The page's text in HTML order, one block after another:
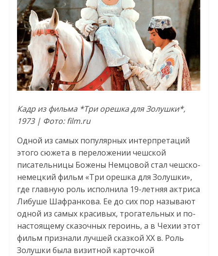
Кадр из фильма *Три орешка для Золушки*,
1973 | Фото: film.ru
Одной из самых популярных интерпретаций
этого сюжета в переложении чешской
писательницы Божены Немцовой стал чешско-
немецкий фильм «Три орешка для Золушки»,
где главную роль исполнила 19-летняя актриса
Либуше Шафранкова. Ее до сих пор называют
одной из самых красивых, трогательных и по-
настоящему сказочных героинь, а в Чехии этот
фильм признали лучшей сказкой ХХ в. Роль
Золушки была визитной карточкой